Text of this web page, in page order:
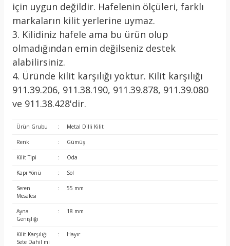
için uygun değildir. Hafelenin ölçüleri, farklı
markaların kilit yerlerine uymaz.
3. Kilidiniz hafele ama bu ürün olup
olmadığından emin değilseniz destek
alabilirsiniz.
4. Üründe kilit karşılığı yoktur. Kilit karşılığı
911.39.206, 911.38.190, 911.39.878, 911.39.080
ve 911.38.428'dir.
Ürün Grubu : Metal Dilli Kilit
Renk : Gümüş
Kilit Tipi : Oda
Kapı Yönü : Sol
Seren
Mesafesi
: 55 mm
Ayna
Genişliği
: 18 mm
Kilit Karşılığı
Sete Dahil mi
: Hayır